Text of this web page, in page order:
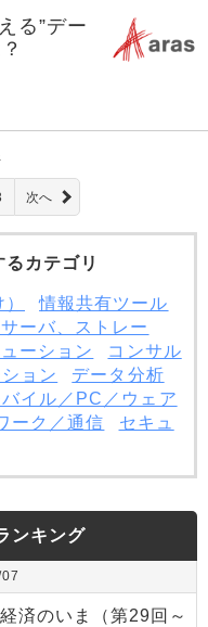
る”デー
次へ
るカテゴリ
情報共有ツール
ーバ、ストレー
ーション
コンサル
ョン
データ分析
バイル／PC／ウェア
ーク／通信
セキュ
ンキング
済のいま（第29回～